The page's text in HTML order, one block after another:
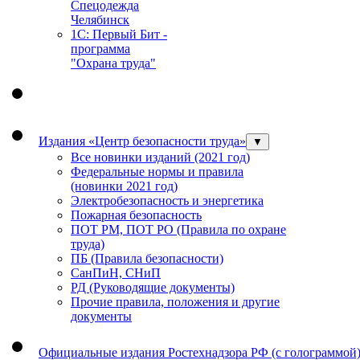
Спецодежда
Челябинск
1С: Первый Бит -
программа
"Охрана труда"
Издания «Центр безопасности труда» ▼
Все новинки изданий (2021 год)
Федеральные нормы и правила
(новинки 2021 год)
Электробезопасность и энергетика
Пожарная безопасность
ПОТ РМ, ПОТ РО (Правила по охране
труда)
ПБ (Правила безопасности)
СанПиН, СНиП
РД (Руководящие документы)
Прочие правила, положения и другие
документы
Официальные издания Ростехнадзора РФ (с голограммой)